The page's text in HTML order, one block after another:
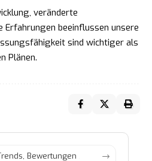
veränderte
Erfahrungen beeinflussen unsere
sind wichtiger als
Plänen.